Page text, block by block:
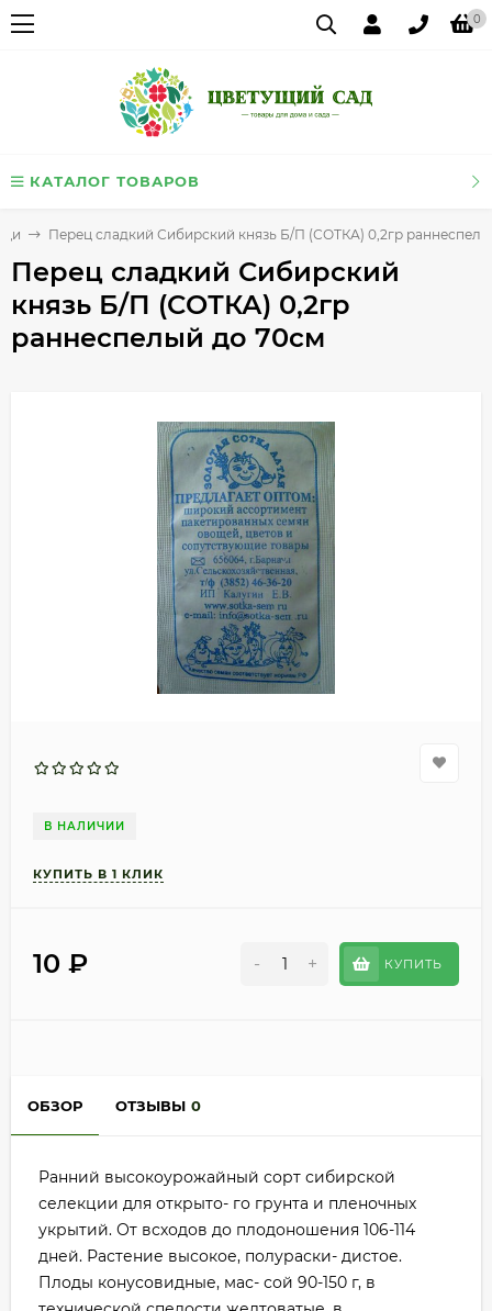
0
КАТАЛОГ ТОВАРОВ
Перец сладкий Сибирский князь Б/П (СОТКА) 0,2гр
Перец сладкий Сибирский
князь Б/П (СОТКА) 0,2гр
раннеспелый до 70см
В НАЛИЧИИ
10 ₽ - + КУПИТЬ
ОБЗОР ОТЗЫВЫ 0
Ранний высокоурожайный сорт сибирской
селекции для открыто- го грунта и пленочных
укрытий. От всходов до плодоношения 106-114
дней. Растение высокое, полураски- дистое.
Плоды конусовидные, мас- сой 90-150 г, в